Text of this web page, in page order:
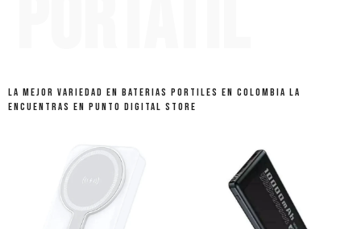
LA MEJOR VARIEDAD EN BATERIAS PORTILES EN COLOMBIA LA
ENCUENTRAS EN PUNTO DIGITAL STORE